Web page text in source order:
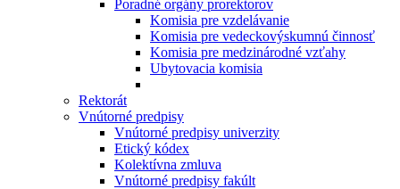
Poradné orgány prorektorov
Komisia pre vzdelávanie
Komisia pre vedeckovýskumnú činnosť
Komisia pre medzinárodné vzťahy
Ubytovacia komisia
Rektorát
Vnútorné predpisy
Vnútorné predpisy univerzity
Etický kódex
Kolektívna zmluva
Vnútorné predpisy fakúlt